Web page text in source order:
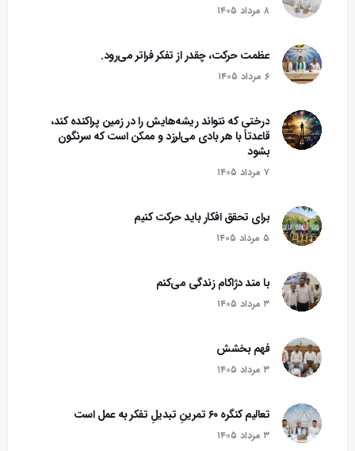
۸ مرداد ۱۴۰۵
عظمت حرکت، چقدر از تفکر فراتر می‌رود.
۶ مرداد ۱۴۰۵
درختی که نتواند ریشه‌هایش را در زمین پراکنده کند،
قاعدتاً با هر بادی می‌لرزد و ممکن است که سرنگون
بشود‌
۷ مرداد ۱۴۰۵
برای تحقق افکار باید حرکت کنیم
۵ مرداد ۱۴۰۵
با متد دژاکام زندگی می‌کنم
۳ مرداد ۱۴۰۵
فهم بخشش
۳ مرداد ۱۴۰۵
تعالیم کنگره ۶۰ تمرینِ تبدیلِ تفکر به عمل است
۳ مرداد ۱۴۰۵